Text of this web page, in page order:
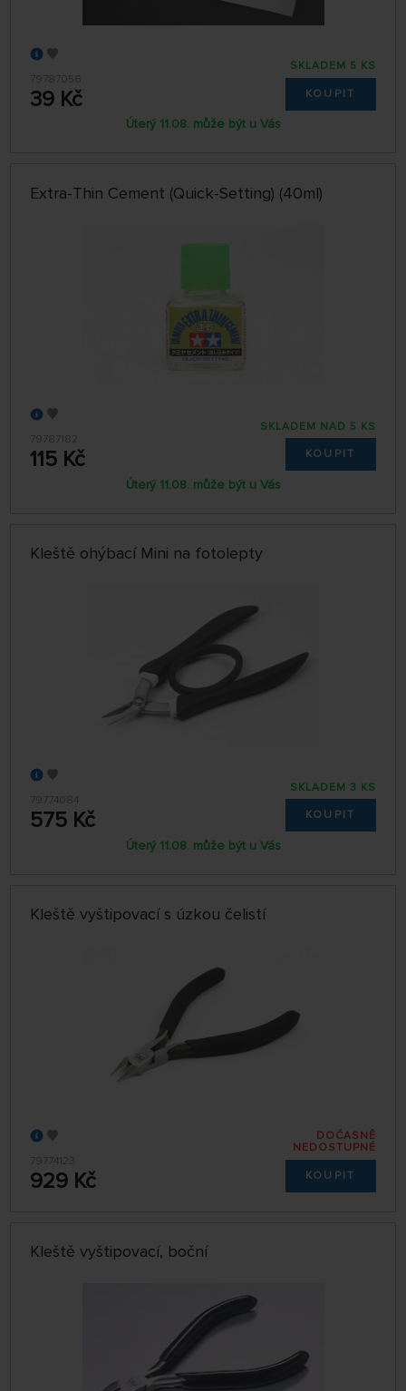
79787056
39 Kč
SKLADEM 5 KS
KOUPIT
Úterý 11.08. může být u Vás
Extra-Thin Cement (Quick-Setting) (40ml)
79787182
115 Kč
SKLADEM NAD 5 KS
KOUPIT
Úterý 11.08. může být u Vás
Kleště ohýbací Mini na fotolepty
79774084
575 Kč
SKLADEM 3 KS
KOUPIT
Úterý 11.08. může být u Vás
Kleště vyštipovací s úzkou čelistí
79774123
929 Kč
DOČASNĚ
NEDOSTUPNÉ
KOUPIT
Kleště vyštipovací, boční